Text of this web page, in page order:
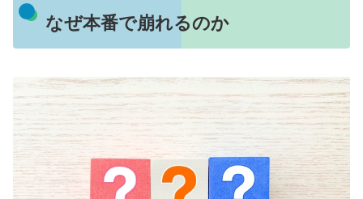
なぜ本番で崩れるのか